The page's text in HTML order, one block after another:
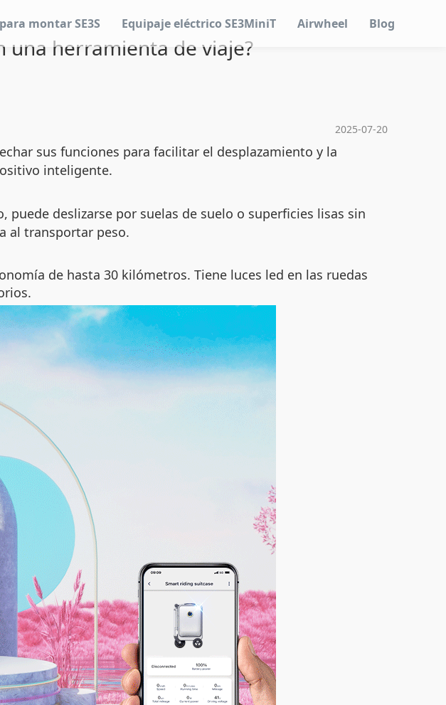
montar SE3S Equipaje eléctrico SE3MiniT Airwheel Blog
una herramienta de viaje?
2025-07-20
sus funciones para facilitar el desplazamiento y la
inteligente.
puede deslizarse por suelas de suelo o superficies lisas sin
al transportar peso.
de hasta 30 kilómetros. Tiene luces led en las ruedas